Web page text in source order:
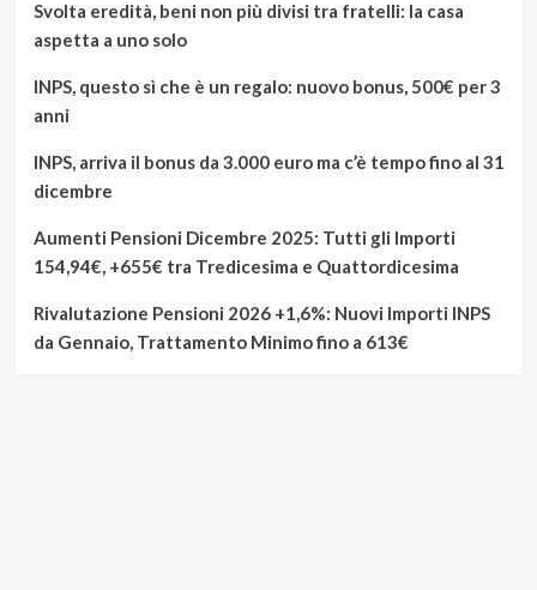
Svolta eredità, beni non più divisi tra fratelli: la casa
aspetta a uno solo
INPS, questo sì che è un regalo: nuovo bonus, 500€ per 3
anni
INPS, arriva il bonus da 3.000 euro ma c’è tempo fino al 31
dicembre
Aumenti Pensioni Dicembre 2025: Tutti gli Importi
154,94€, +655€ tra Tredicesima e Quattordicesima
Rivalutazione Pensioni 2026 +1,6%: Nuovi Importi INPS
da Gennaio, Trattamento Minimo fino a 613€